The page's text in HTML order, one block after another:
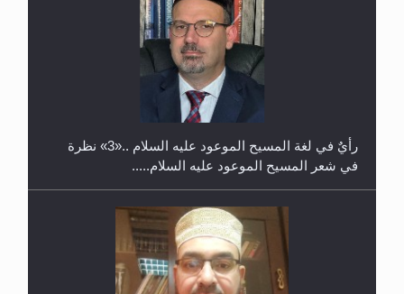
حفل توزيع الشهادات في الجامعة الأحمدية بنيجيريا لعام
رأيٌ في لغة المسيح الموعود عليه السلام ..«3» نظرة
في شعر المسيح الموعود عليه السلام.....